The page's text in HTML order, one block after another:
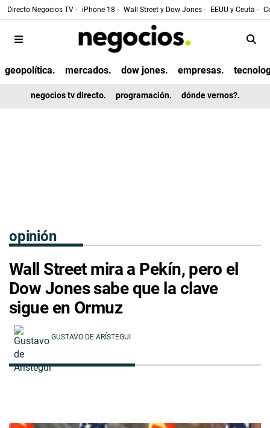
Directo Negocios TV - iPhone 18 - Wall Street y Dow Jones - EEUU y Ceuta -
geopolítica. mercados. dow jones. empresas.
negocios tv directo. programación. dónde vernos?.
opinión
Wall Street mira a Pekín, pero el
Dow Jones sabe que la clave
sigue en Ormuz
GUSTAVO DE ARÍSTEGUI